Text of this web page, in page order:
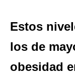
Estos
los de
obesidad